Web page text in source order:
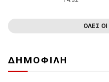
ΟΛΕΣ ΟΙ
ΔΗΜΟΦΙΛΗ